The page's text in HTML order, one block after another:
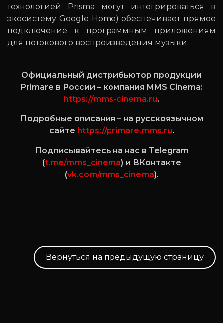
технологией Prisma могут интегрироваться в
экосистему Google Home) обеспечивает прямое
подключение к программным приложениям
для потокового воспроизведения музыки.
Официальный дистрибьютор продукции
Primare в России – компания MMS Cinema:
https://mms-cinema.ru.
Подробные описания – на русскоязычном
сайте https://primare.mms.ru.
Подписывайтесь на нас в Telegram
(t.me/mms_cinema) и ВКонтакте
(vk.com/mms_cinema).
Вернуться на предыдущую страницу